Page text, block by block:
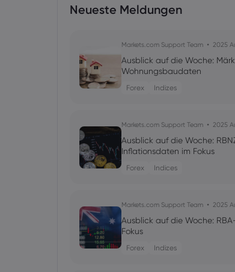
Neueste Meldungen
Markets.com Support Team 2025
Ausblick auf die Woche:
Wohnungsbaudaten
Forex Indizes
Markets.com Support Team 2025
Ausblick auf die Woche:
Inflationsdaten im Fokus
Forex Indices
Markets.com Support Team 2025
Ausblick auf die Woche:
Fokus
Forex Indizes